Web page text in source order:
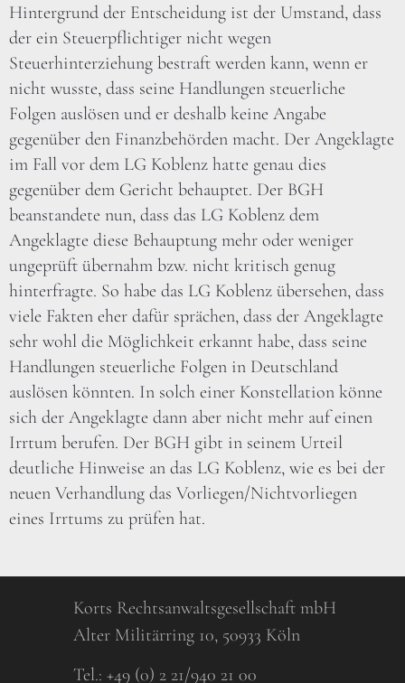
Hintergrund der Entscheidung ist der Umstand, dass
der ein Steuerpflichtiger nicht wegen
Steuerhinterziehung bestraft werden kann, wenn er
nicht wusste, dass seine Handlungen steuerliche
Folgen auslösen und er deshalb keine Angabe
gegenüber den Finanzbehörden macht. Der Angeklagte
im Fall vor dem LG Koblenz hatte genau dies
gegenüber dem Gericht behauptet. Der BGH
beanstandete nun, dass das LG Koblenz dem
Angeklagte diese Behauptung mehr oder weniger
ungeprüft übernahm bzw. nicht kritisch genug
hinterfragte. So habe das LG Koblenz übersehen, dass
viele Fakten eher dafür sprächen, dass der Angeklagte
sehr wohl die Möglichkeit erkannt habe, dass seine
Handlungen steuerliche Folgen in Deutschland
auslösen könnten. In solch einer Konstellation könne
sich der Angeklagte dann aber nicht mehr auf einen
Irrtum berufen. Der BGH gibt in seinem Urteil
deutliche Hinweise an das LG Koblenz, wie es bei der
neuen Verhandlung das Vorliegen/Nichtvorliegen
eines Irrtums zu prüfen hat.
Korts Rechtsanwaltsgesellschaft mbH
Alter Militärring 10, 50933 Köln
Tel.: +49 (0) 2 21/940 21 00